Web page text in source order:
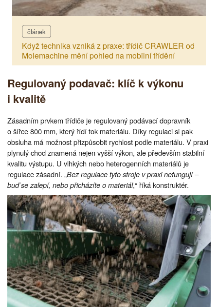
článek
Když technika vzniká z praxe: třídič CRAWLER od
Molemachine mění pohled na mobilní třídění
Regulovaný podavač: klíč k výkonu
i kvalitě
Zásadním prvkem třídiče je regulovaný podávací dopravník
o šířce 800 mm, který řídí tok materiálu. Díky regulaci si pak
obsluha má možnost přizpůsobit rychlost podle materiálu. V praxi
plynulý chod znamená nejen vyšší výkon, ale především stabilní
kvalitu výstupu. U vlhkých nebo heterogenních materiálů je
regulace zásadní. „Bez regulace tyto stroje v praxi nefungují –
buď se zalepí, nebo přicházíte o materiál,“ říká konstruktér.